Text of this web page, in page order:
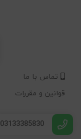
تماس با ما
قوانین و مقررات
03133385830